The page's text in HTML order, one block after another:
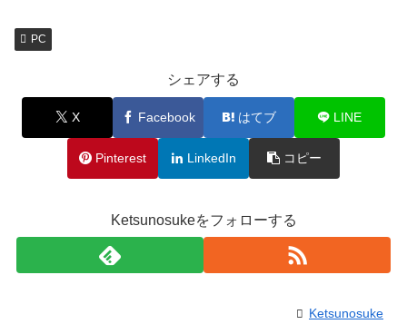
PC
シェアする
X Facebook はてブ LINE
Pinterest LinkedIn コピー
Ketsunosukeをフォローする
Ketsunosuke